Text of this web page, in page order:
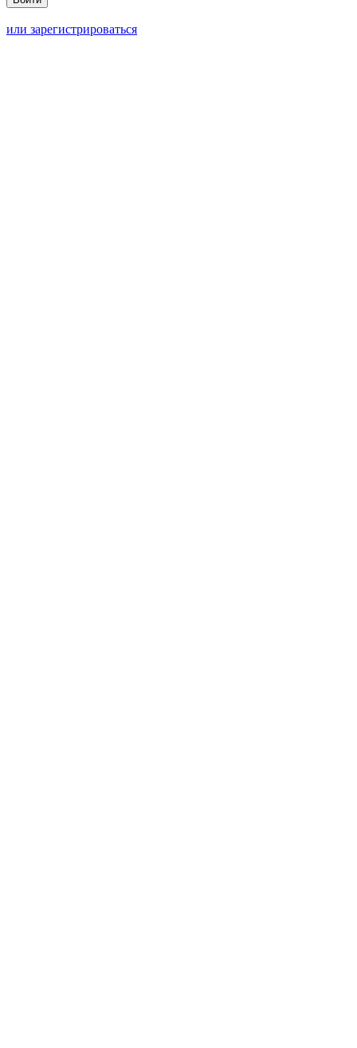
или зарегистрироваться